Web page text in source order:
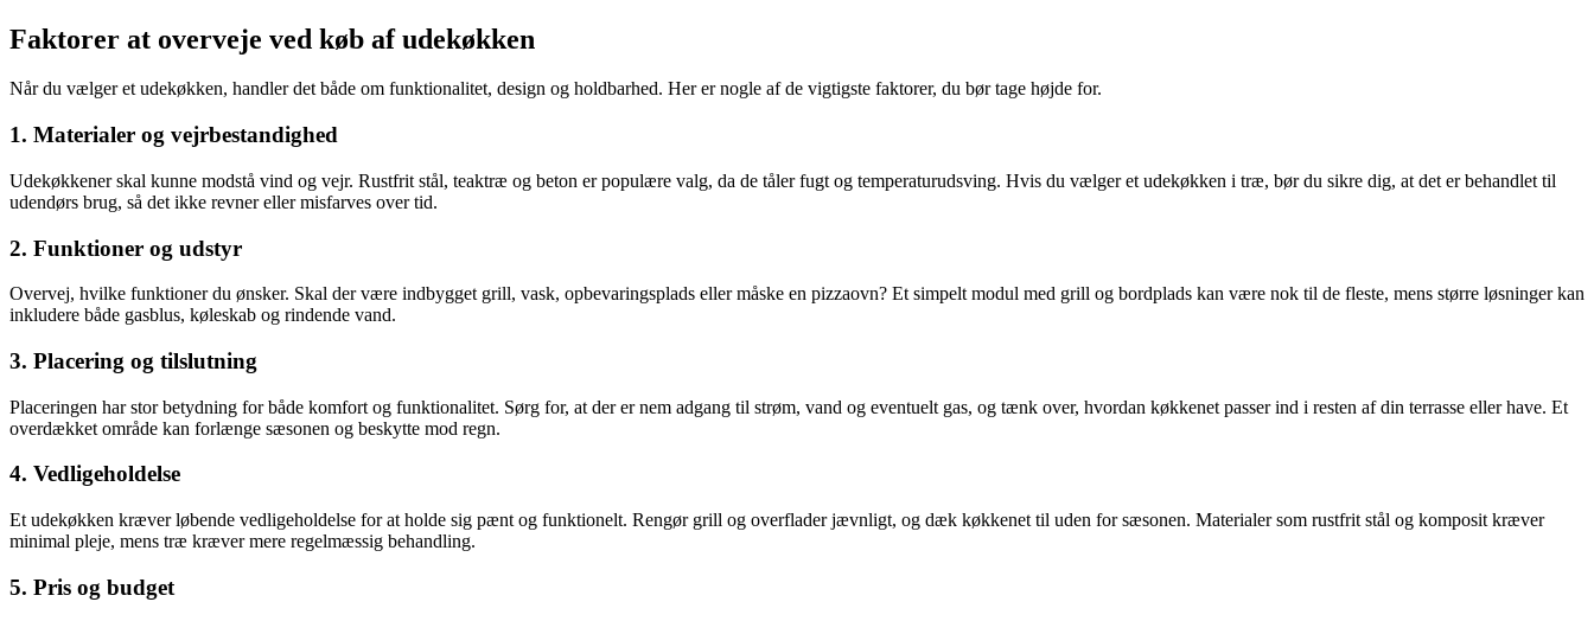
Faktorer at overveje ved køb af udekøkken
Når du vælger et udekøkken, handler det både om funktionalitet, design og holdbarhed. Her er nogle af de vigtigste faktorer, du bør tage højde for.
1. Materialer og vejrbestandighed
Udekøkkener skal kunne modstå vind og vejr. Rustfrit stål, teaktræ og beton er populære valg, da de tåler fugt og temperaturudsving. Hvis du vælger et udekøkken i træ, bør du sikre dig, at det er behandlet til
udendørs brug, så det ikke revner eller misfarves over tid.
2. Funktioner og udstyr
Overvej, hvilke funktioner du ønsker. Skal der være indbygget grill, vask, opbevaringsplads eller måske en pizzaovn? Et simpelt modul med grill og bordplads kan være nok til de fleste, mens større løsninger kan
inkludere både gasblus, køleskab og rindende vand.
3. Placering og tilslutning
Placeringen har stor betydning for både komfort og funktionalitet. Sørg for, at der er nem adgang til strøm, vand og eventuelt gas, og tænk over, hvordan køkkenet passer ind i resten af din terrasse eller have. Et
overdækket område kan forlænge sæsonen og beskytte mod regn.
4. Vedligeholdelse
Et udekøkken kræver løbende vedligeholdelse for at holde sig pænt og funktionelt. Rengør grill og overflader jævnligt, og dæk køkkenet til uden for sæsonen. Materialer som rustfrit stål og komposit kræver
minimal pleje, mens træ kræver mere regelmæssig behandling.
5. Pris og budget